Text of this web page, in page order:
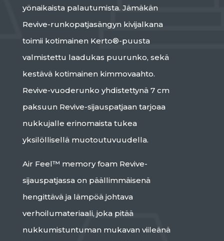
yönaikaista palautumista. Jämäkän
Revive-runkopatjasängyn kivijalkana
toimii kotimainen Kerto®-puusta
valmistettu laadukas puurunko, sekä
kestävä kotimainen kimmovaahto.
Revive-vuoderunko yhdistettynä 7 cm
paksuun Revive-sijauspatjaan tarjoaa
nukkujalle erinomaista tukea
yksilöllisellä muotoutuvuudella.
Air Feel™ memory foam Revive-
sijauspatjassa on päällimmäisenä
hengittävä ja lämpöä johtava
verhoilumateriaali, joka pitää
nukkumistuntuman mukavan viileänä